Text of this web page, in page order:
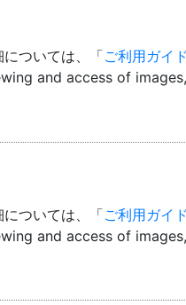
ついては、「ご利用ガイド
and access of
ついては、「ご利用ガイド
and access of